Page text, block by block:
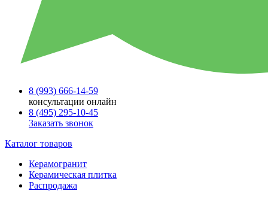
8 (993) 666-14-59
консультации онлайн
8 (495) 295-10-45
Заказать звонок
Каталог товаров
Керамогранит
Керамическая плитка
Распродажа